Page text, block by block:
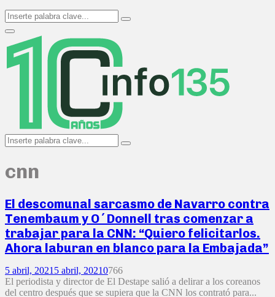
Search
for:
Search
Primary
Menu
Search
for:
Search
cnn
El descomunal sarcasmo de Navarro contra
Tenembaum y O´Donnell tras comenzar a
trabajar para la CNN: “Quiero felicitarlos.
Ahora laburan en blanco para la Embajada”
5 abril, 2021 5 abril, 20210766
El periodista y director de El Destape salió a delirar a los coreanos
del centro después que se supiera que la CNN los contrató para...